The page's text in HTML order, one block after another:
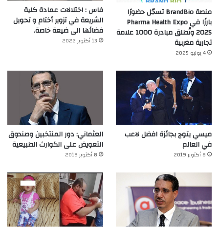
منصة BrandBio تسجّل حضورًا
بارزًا في Pharma Health Expo
2025 وتُطلق مبادرة 1000 علامة
تجارية مغربية
4 يوليو 2025
فاس : اختلالات عمادة كلية
الشريعة في تزوير أختام و تحويل
فضائها الى ضيعة خاصة.
13 أكتوبر 2022
ميسي يتوج بجائزة افضل لاعب
في العالم‎
8 أكتوبر 2019
العثماني: دور المنتخبين وصندوق
التعويض على الكوارث الطبيعية
8 أكتوبر 2019